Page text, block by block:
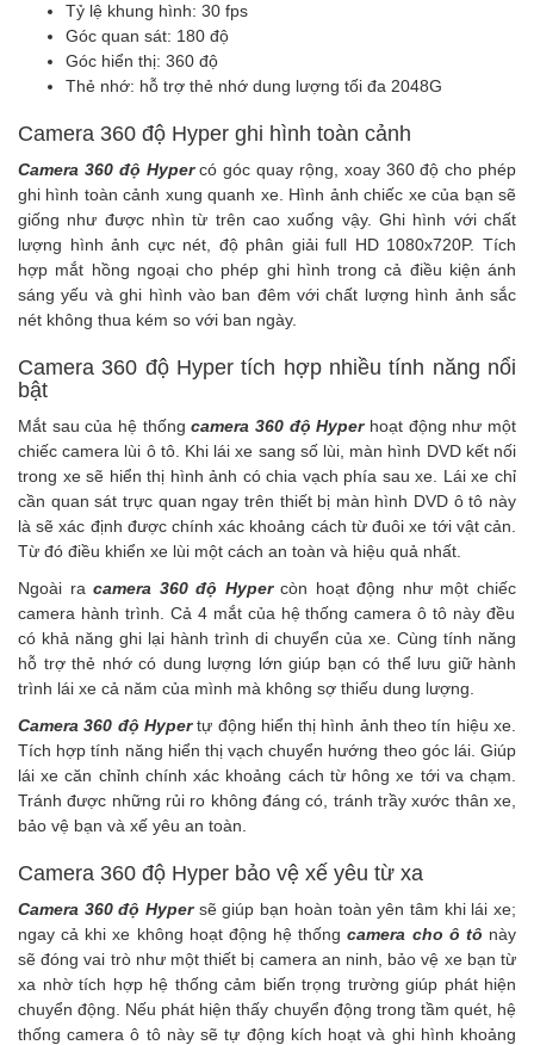
Tỷ lệ khung hình: 30 fps
Góc quan sát: 180 độ
Góc hiển thị: 360 độ
Thẻ nhớ: hỗ trợ thẻ nhớ dung lượng tối đa 2048G
Camera 360 độ Hyper ghi hình toàn cảnh
Camera 360 độ Hypercó góc quay rộng, xoay 360 độ cho phép
ghi hình toàn cảnh xung quanh xe. Hình ảnh chiếc xe của bạn sẽ
giống như được nhìn từ trên cao xuống vậy. Ghi hình với chất
lượng hình ảnh cực nét, độ phân giải full HD 1080x720P. Tích
hợp mắt hồng ngoại cho phép ghi hình trong cả điều kiện ánh
sáng yếu và ghi hình vào ban đêm với chất lượng hình ảnh sắc
nét không thua kém so với ban ngày.
Camera 360 độ Hyper tích hợp nhiều tính năng nổi
bật
Mắt sau của hệ thống camera 360 độ Hyperhoạt động như một
chiếc camera lùi ô tô. Khi lái xe sang số lùi, màn hình DVD kết nối
trong xe sẽ hiển thị hình ảnh có chia vạch phía sau xe. Lái xe chỉ
cần quan sát trực quan ngay trên thiết bị màn hình DVD ô tô này
là sẽ xác định được chính xác khoảng cách từ đuôi xe tới vật cản.
Từ đó điều khiển xe lùi một cách an toàn và hiệu quả nhất.
Ngoài ra camera 360 độ Hyper còn hoạt động như một chiếc
camera hành trình . Cả 4 mắt của hệ thốngcamera ô tô này đều
có khả năng ghi lại hành trình di chuyển của xe. Cùng tính năng
hỗ trợ thẻ nhớ có dung lượng lớn giúp bạn có thể lưu giữ hành
trình lái xe cả năm của mình mà không sợ thiếu dung lượng.
Camera 360 độ Hypertự động hiển thị hình ảnh theo tín hiệu xe.
Tích hợp tính năng hiển thị vạch chuyển hướng theo góc lái. Giúp
lái xe căn chỉnh chính xác khoảng cách từ hông xe tới va chạm.
Tránh được những rủi ro không đáng có, tránh trầy xước thân xe,
bảo vệ bạn và xế yêu an toàn.
Camera 360 độ Hyper bảo vệ xế yêu từ xa
Camera 360 độ Hypersẽ giúp bạn hoàn toàn yên tâm khi lái xe;
ngay cả khi xe không hoạt động hệ thống camera cho ô tô này
sẽ đóng vai trò như một thiết bị camera an ninh, bảo vệ xe bạn từ
xa nhờ tích hợp hệ thống cảm biến trọng trường giúp phát hiện
chuyển động. Nếu phát hiện thấy chuyển động trong tầm quét, hệ
thống camera ô tô này sẽ tự động kích hoạt và ghi hình khoảng